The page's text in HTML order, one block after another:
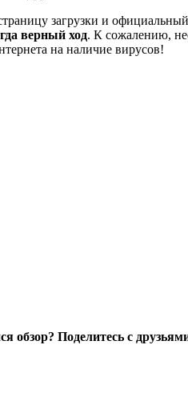
загрузки и
верный ход. К сожалению,
на наличие вирусов!
обзор? Поделитесь с